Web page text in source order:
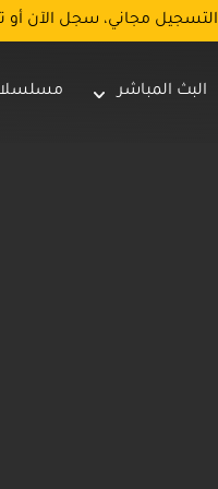
التسجيل مجاني، سجل الآن أو
البث المباشر